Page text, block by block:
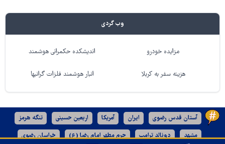
وب گردی
مزایده خودرو اندیشکده حکمرانی هوشمند
هزینه سفر به کربلا انبار هوشمند فلزات گرانبها
آستان قدس رضوی ایران آمریکا اربعین حسینی تنگه هرمز
مشهد دونالد ترامپ حرم مطهر امام رضا (ع) خراسان رضوی